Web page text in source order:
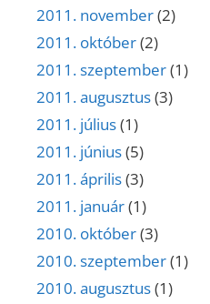
2011. november(2)
2011. október(2)
2011. szeptember(1)
2011. augusztus(3)
2011. július(1)
2011. június(5)
2011. április(3)
2011. január(1)
2010. október(3)
2010. szeptember(1)
2010. augusztus(1)